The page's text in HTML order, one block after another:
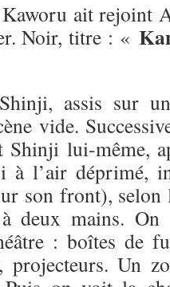
ait rejoint
Noir, titre : «
assis sur
vide.
Shinji lui-même,
à l’air déprimé,
son front), selon
deux mains. On
: boîtes de
projecteurs. Un